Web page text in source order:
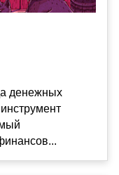
денежных